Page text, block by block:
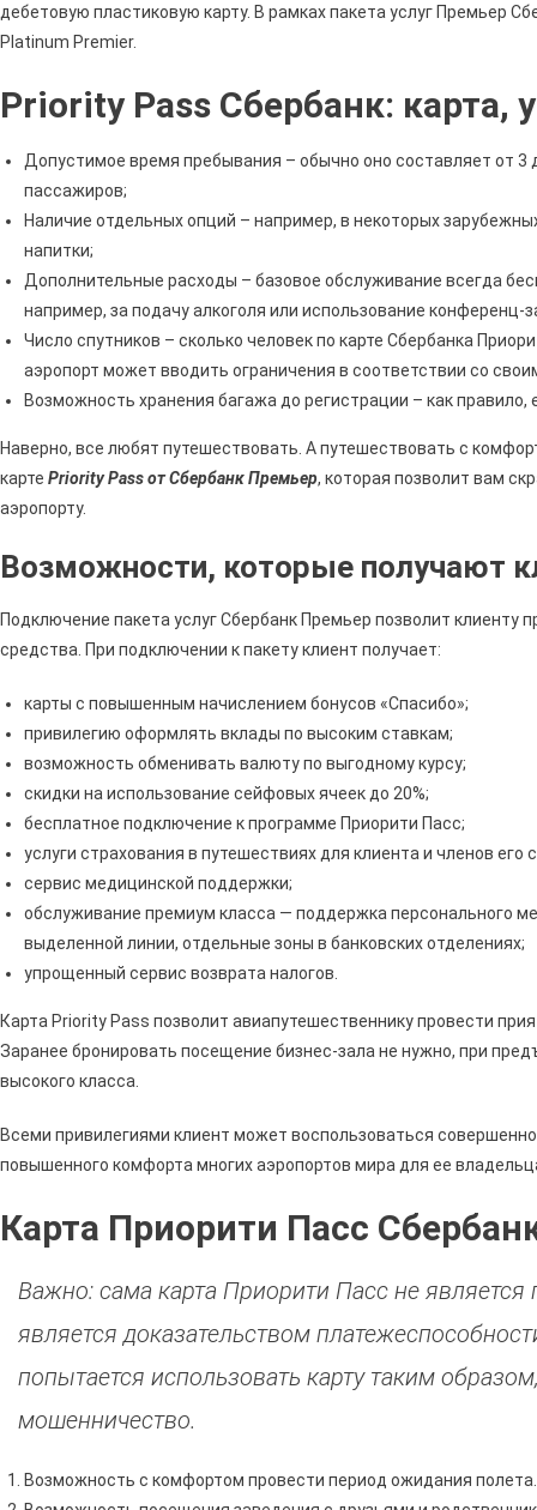
дебетовую пластиковую карту. В рамках пакета услуг Премьер
Platinum Premier.
Priority Pass Сбербанк: карта,
Допустимое время пребывания – обычно оно составляет от 3
пассажиров;
Наличие отдельных опций – например, в некоторых
напитки;
Дополнительные расходы – базовое обслуживание всегда
например, за подачу алкоголя или использование конференц-
Число спутников – сколько человек по карте Сбербанка
аэропорт может вводить ограничения в соответствии со
Возможность хранения багажа до регистрации – как
Наверно, все любят путешествовать. А путешествовать с
карте Priority Pass от Сбербанк Премьер, которая позволит вам
аэропорту.
Возможности, которые получают
Подключение пакета услуг Сбербанк Премьер позволит
средства. При подключении к пакету клиент получает:
карты с повышенным начислением бонусов «Спасибо»;
привилегию оформлять вклады по высоким ставкам;
возможность обменивать валюту по выгодному курсу;
скидки на использование сейфовых ячеек до 20%;
бесплатное подключение к программе Приорити Пасс;
услуги страхования в путешествиях для клиента и членов его
сервис медицинской поддержки;
обслуживание премиум класса — поддержка персонального
выделенной линии, отдельные зоны в банковских отделениях;
упрощенный сервис возврата налогов.
Карта Priority Pass позволит авиапутешественнику провести
Заранее бронировать посещение бизнес-зала не нужно, при
высокого класса.
Всеми привилегиями клиент может воспользоваться
повышенного комфорта многих аэропортов мира для ее
Карта Приорити Пасс
Важно: сама карта Приорити Пасс не
является доказательством
попытается использовать карту таким
мошенничество.
Возможность с комфортом провести период ожидания полета.